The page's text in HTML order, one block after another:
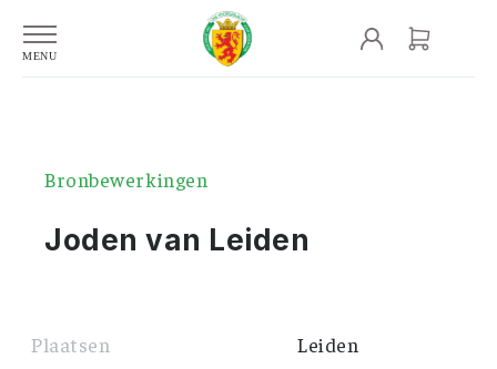
Bronbewerkingen
Joden van Leiden
Plaatsen Leiden